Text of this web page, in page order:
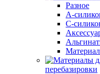
Разное
А-
С-
перебазировки